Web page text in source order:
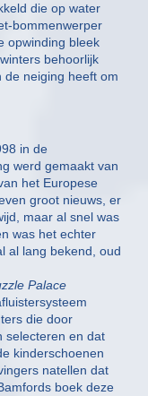
die op water
bommenwerper
opwinding bleek
behoorlijk
de neiging heeft om
in de
werd gemaakt van
het Europese
groot nieuws, er
maar al snel was
was het echter
al lang bekend, oud
Palace
die door
selecteren en dat
kinderschoenen
natellen dat
boek deze